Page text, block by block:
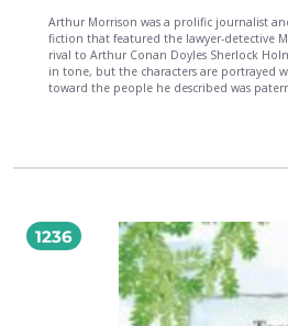
Arthur Morrison was a prolific journalist
fiction that featured the lawyer-detective
rival to Arthur Conan Doyles Sherlock
in tone, but the characters are portrayed
toward the people he described was
appeared in Londons Strand Magazine in
1236